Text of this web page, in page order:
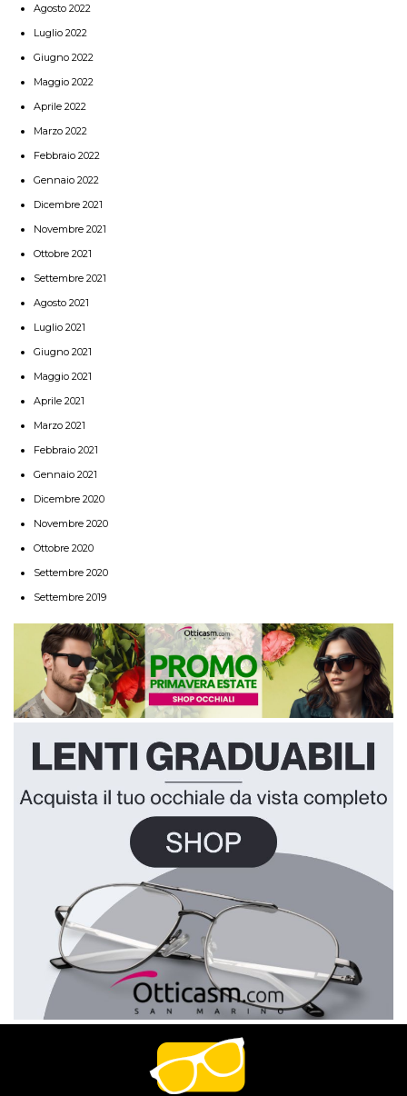
Agosto 2022
Luglio 2022
Giugno 2022
Maggio 2022
Aprile 2022
Marzo 2022
Febbraio 2022
Gennaio 2022
Dicembre 2021
Novembre 2021
Ottobre 2021
Settembre 2021
Agosto 2021
Luglio 2021
Giugno 2021
Maggio 2021
Aprile 2021
Marzo 2021
Febbraio 2021
Gennaio 2021
Dicembre 2020
Novembre 2020
Ottobre 2020
Settembre 2020
Settembre 2019